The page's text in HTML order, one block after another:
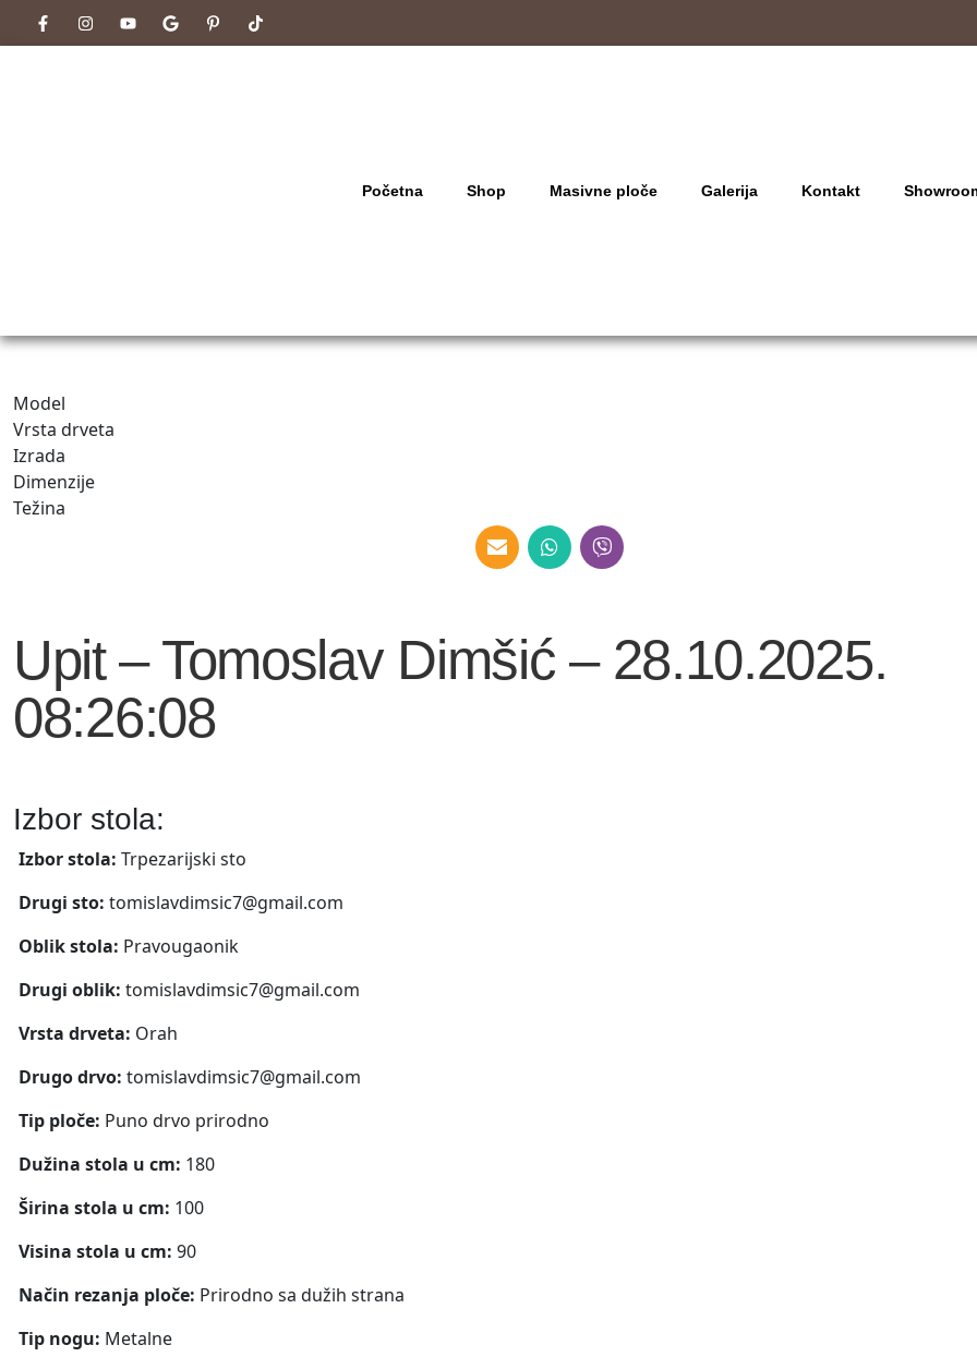
Početna Shop Masivne ploče Galerija Kontakt
Model
Vrsta drveta
Izrada
Dimenzije
Težina
Upit – Tomoslav Dimšić – 28.10.2025.
08:26:08
Izbor stola:
Izbor stola: Trpezarijski sto
Drugi sto: tomislavdimsic7@gmail.com
Oblik stola: Pravougaonik
Drugi oblik: tomislavdimsic7@gmail.com
Vrsta drveta: Orah
Drugo drvo: tomislavdimsic7@gmail.com
Tip ploče: Puno drvo prirodno
Dužina stola u cm: 180
Širina stola u cm: 100
Visina stola u cm: 90
Način rezanja ploče: Prirodno sa dužih strana
Tip nogu: Metalne